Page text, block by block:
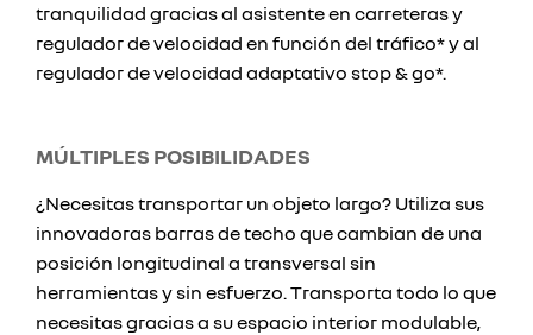
tranquilidad gracias al asistente en carreteras y
regulador de velocidad en función del tráfico* y al
regulador de velocidad adaptativo stop & go*.
MÚLTIPLES POSIBILIDADES
¿Necesitas transportar un objeto largo? Utiliza sus
innovadoras barras de techo que cambian de una
posición longitudinal a transversal sin
herramientas y sin esfuerzo. Transporta todo lo que
necesitas gracias a su espacio interior modulable,